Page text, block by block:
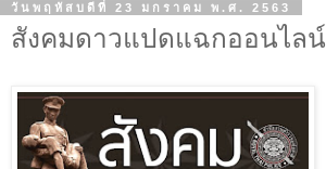
วันพฤหัสบดีที่ 23 มกราคม พ.ศ. 2563
สังคมดาวแปดแฉกออนไลน์